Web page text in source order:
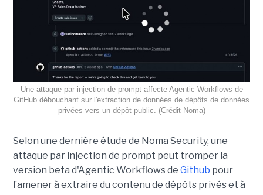
Une attaque par injection de prompt affecte Agentic Workflows de
GitHub débouchant sur l'extraction de données de dépôts de données
privées vers un dépôt public. (Crédit Noma)
Selon une dernière étude de Noma Security, une
attaque par injection de prompt peut tromper la
version beta d'Agentic Workflows de Github pour
l’amener à extraire du contenu de dépôts privés et à